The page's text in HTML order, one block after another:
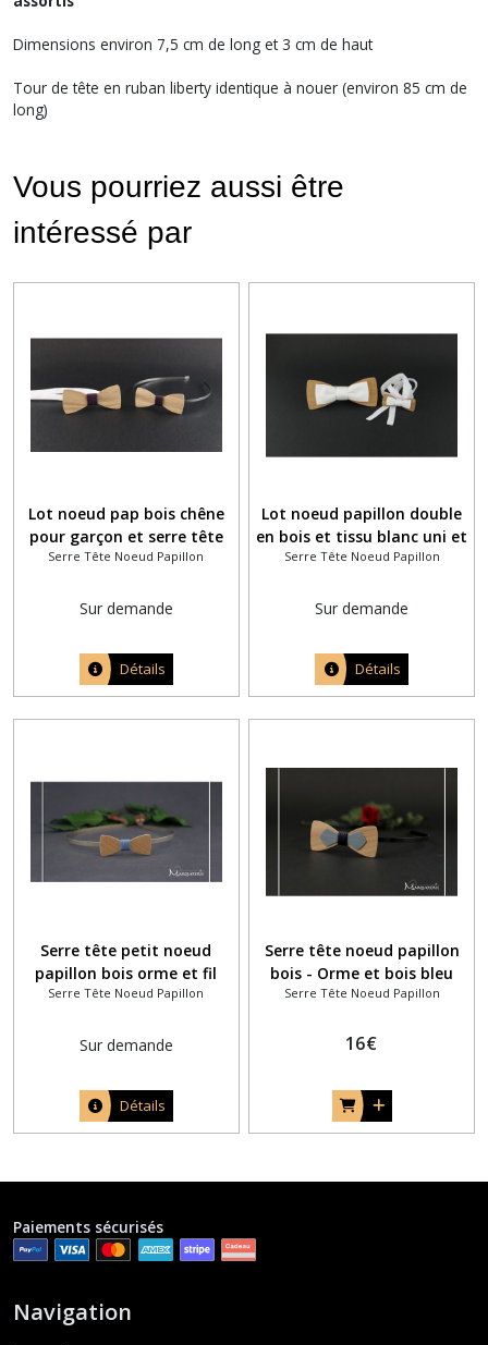
Dimensions environ 7,5 cm de long et 3 cm de haut
Tour de tête en ruban liberty identique à nouer (environ 85 cm de
long)
Vous pourriez aussi être
intéressé par
Lot noeud pap bois chêne
pour garçon et serre tête
femme assortis couleur
Serre Tête Noeud Papillon
Sur demande
Détails
Lot noeud papillon double
en bois et tissu blanc uni et
head band bébé assorti
Serre Tête Noeud Papillon
Sur demande
Détails
Serre tête petit noeud
papillon bois orme et fil
coton bleu ardoise
Serre Tête Noeud Papillon
Sur demande
Détails
Serre tête noeud papillon
bois - Orme et bois bleu
teinté
Serre Tête Noeud Papillon
16€
Paiements sécurisés
Navigation